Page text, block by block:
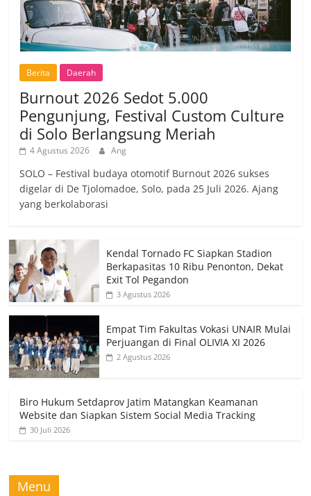
Berita Daerah
Burnout 2026 Sedot 5.000
Pengunjung, Festival Custom Culture
di Solo Berlangsung Meriah
4 Agustus 2026 Ang
SOLO – Festival budaya otomotif Burnout 2026 sukses
digelar di De Tjolomadoe, Solo, pada 25 Juli 2026. Ajang
yang berkolaborasi
Kendal Tornado FC Siapkan Stadion
Berkapasitas 10 Ribu Penonton, Dekat
Exit Tol Pegandon
3 Agustus 2026
Empat Tim Fakultas Vokasi UNAIR Mulai
Perjuangan di Final OLIVIA XI 2026
2 Agustus 2026
Biro Hukum Setdaprov Jatim Matangkan Keamanan
Website dan Siapkan Sistem Social Media Tracking
30 Juli 2026
Menu